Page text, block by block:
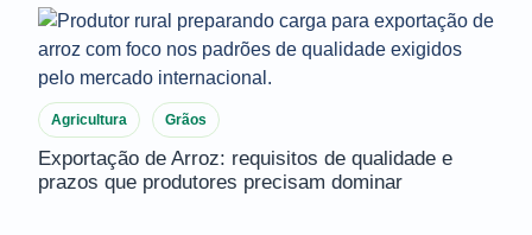
Agricultura Grãos
Exportação de Arroz: requisitos de qualidade e
prazos que produtores precisam dominar